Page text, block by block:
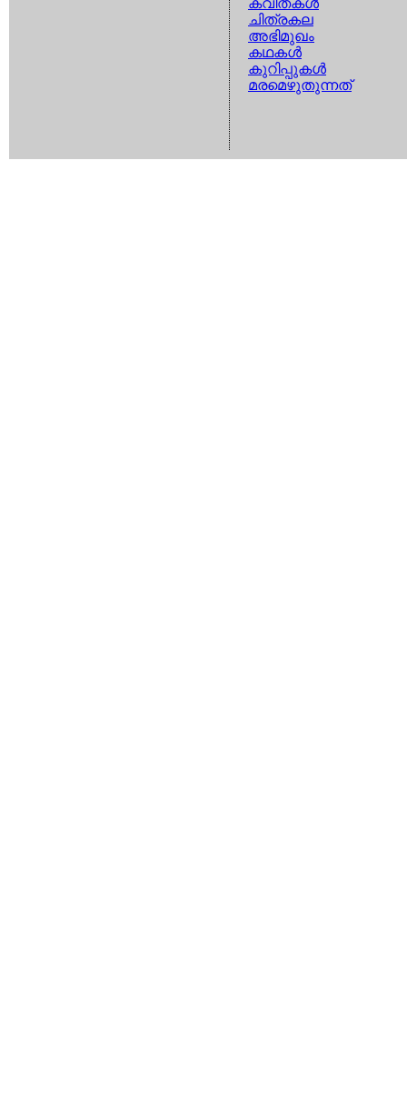
കവിതകള്‍
ചിത്രകല
അഭിമുഖം
കഥകള്‍
കുറിപ്പുകള്‍
മരമെഴുതുന്നത്